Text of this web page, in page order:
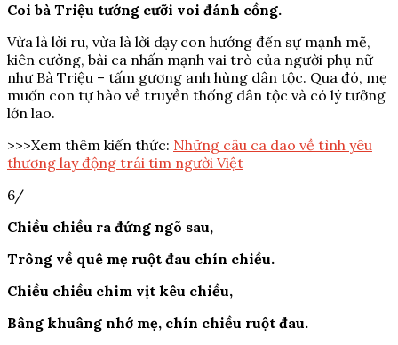
Coi bà Triệu tướng cưỡi voi đánh cồng.
Vừa là lời ru, vừa là lời dạy con hướng đến sự mạnh mẽ,
kiên cường, bài ca nhấn mạnh vai trò của người phụ nữ
như Bà Triệu – tấm gương anh hùng dân tộc. Qua đó, mẹ
muốn con tự hào về truyền thống dân tộc và có lý tưởng
lớn lao.
>>>Xem thêm kiến thức: Những câu ca dao về tình yêu
thương lay động trái tim người Việt
6/
Chiều chiều ra đứng ngõ sau,
Trông về quê mẹ ruột đau chín chiều.
Chiều chiều chim vịt kêu chiều,
Bâng khuâng nhớ mẹ, chín chiều ruột đau.